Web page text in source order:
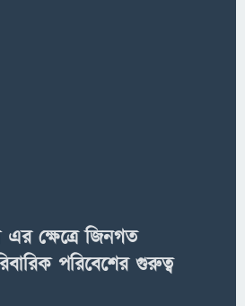
ক্ষেত্রে জিনগত
পরিবেশের গুরুত্ব